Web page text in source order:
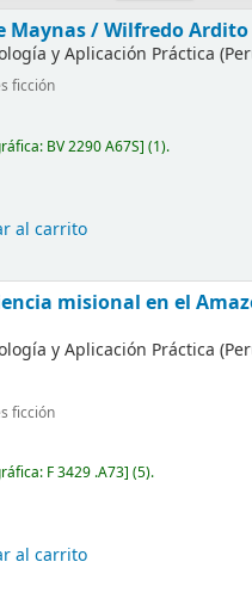
Maynas /Wilfredo Ardito
y Aplicación Práctica
ficción
BV 2290 A67S (1).
al carrito
misional en el
y Aplicación Práctica
ficción
F 3429 .A73 (5).
al carrito